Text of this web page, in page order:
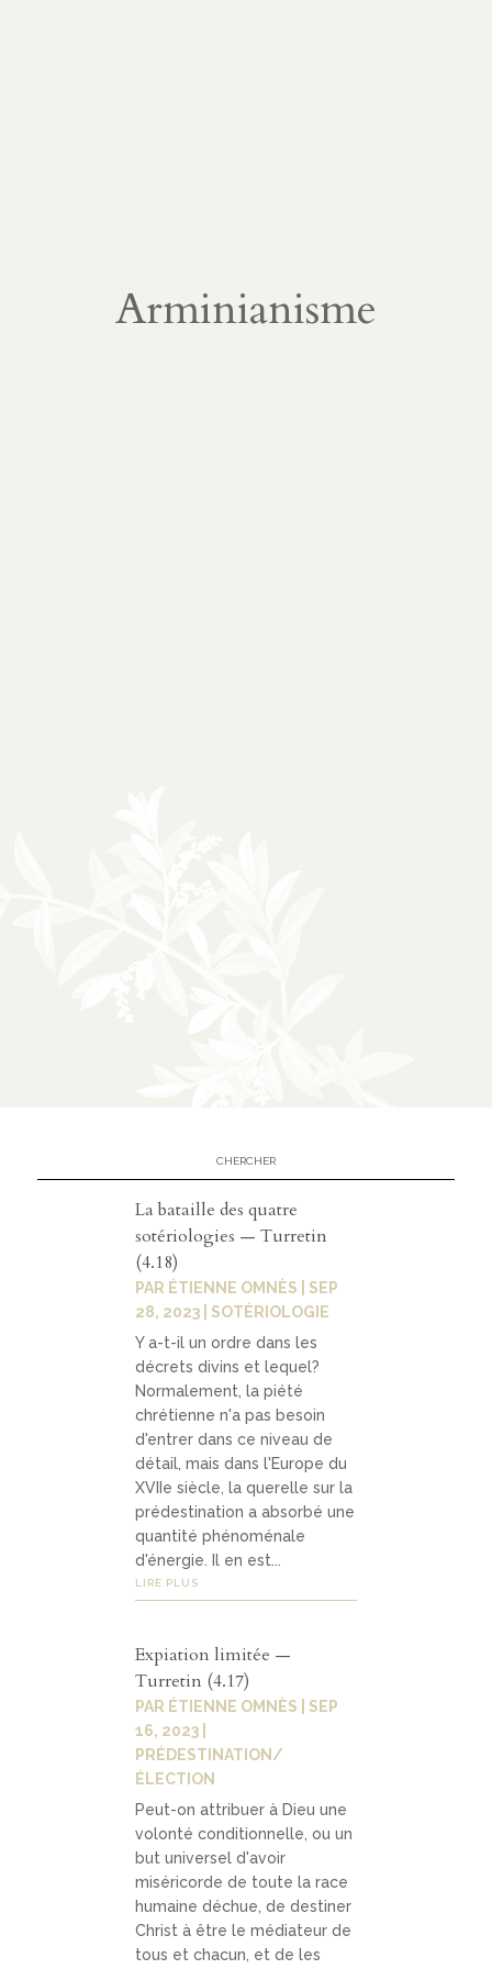
Arminianisme
La bataille des quatre
sotériologies — Turretin
(4.18)
PAR ÉTIENNE OMNÈS
SEP
28, 2023
SOTÉRIOLOGIE
Y a-t-il un ordre dans les
décrets divins et lequel?
Normalement, la piété
chrétienne n'a pas besoin
d'entrer dans ce niveau de
détail, mais dans l'Europe du
XVIIe siècle, la querelle sur la
prédestination a absorbé une
quantité phénoménale
d'énergie. Il en est...
LIRE PLUS
Expiation limitée —
Turretin (4.17)
PAR ÉTIENNE OMNÈS
SEP
16, 2023
PRÉDESTINATION/
ÉLECTION
Peut-on attribuer à Dieu une
volonté conditionnelle, ou un
but universel d'avoir
miséricorde de toute la race
humaine déchue, de destiner
Christ à être le médiateur de
tous et chacun, et de les